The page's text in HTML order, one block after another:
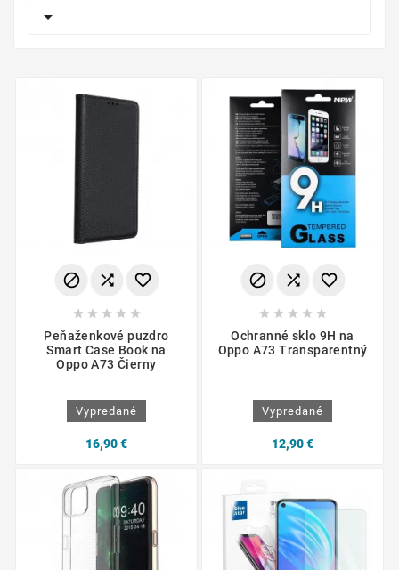

  
    
Peňaženkové puzdro
Smart Case Book na
Oppo A73 Čierny
Vypredané
16,90 €
  
    
Ochranné sklo 9H na
Oppo A73 Transparentný
Vypredané
12,90 €